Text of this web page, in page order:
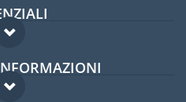
per expat
expat
frequenti